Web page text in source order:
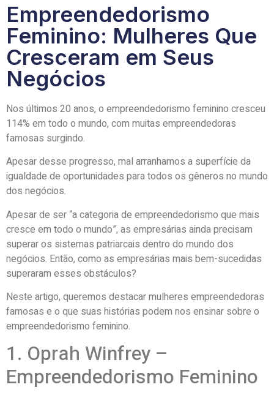
Empreendedorismo
Feminino: Mulheres Que
Cresceram em Seus
Negócios
Nos últimos 20 anos, o empreendedorismo feminino cresceu
114% em todo o mundo, com muitas empreendedoras
famosas surgindo.
Apesar desse progresso, mal arranhamos a superfície da
igualdade de oportunidades para todos os gêneros no mundo
dos negócios.
Apesar de ser “a categoria de empreendedorismo que mais
cresce em todo o mundo”, as empresárias ainda precisam
superar os sistemas patriarcais dentro do mundo dos
negócios. Então, como as empresárias mais bem-sucedidas
superaram esses obstáculos?
Neste artigo, queremos destacar mulheres empreendedoras
famosas e o que suas histórias podem nos ensinar sobre o
empreendedorismo feminino.
1. Oprah Winfrey –
Empreendedorismo Feminino